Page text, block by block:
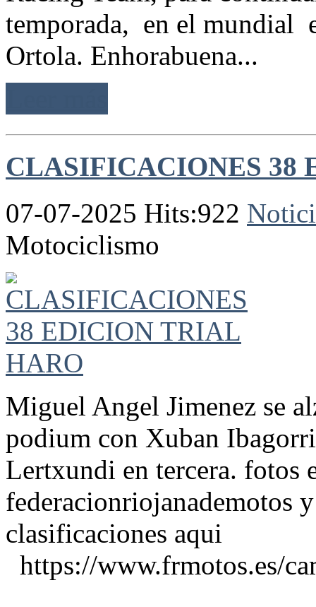
temporada, en el mundial
Ortola. Enhorabuena...
CLASIFICACIONES 38
07-07-2025 Hits:922
Motociclismo
Miguel Angel Jimenez se
podium con Xuban
Lertxundi en tercera. fotos
federacionriojanademotos
clasificaciones aqui
https://www.frmotos.es/